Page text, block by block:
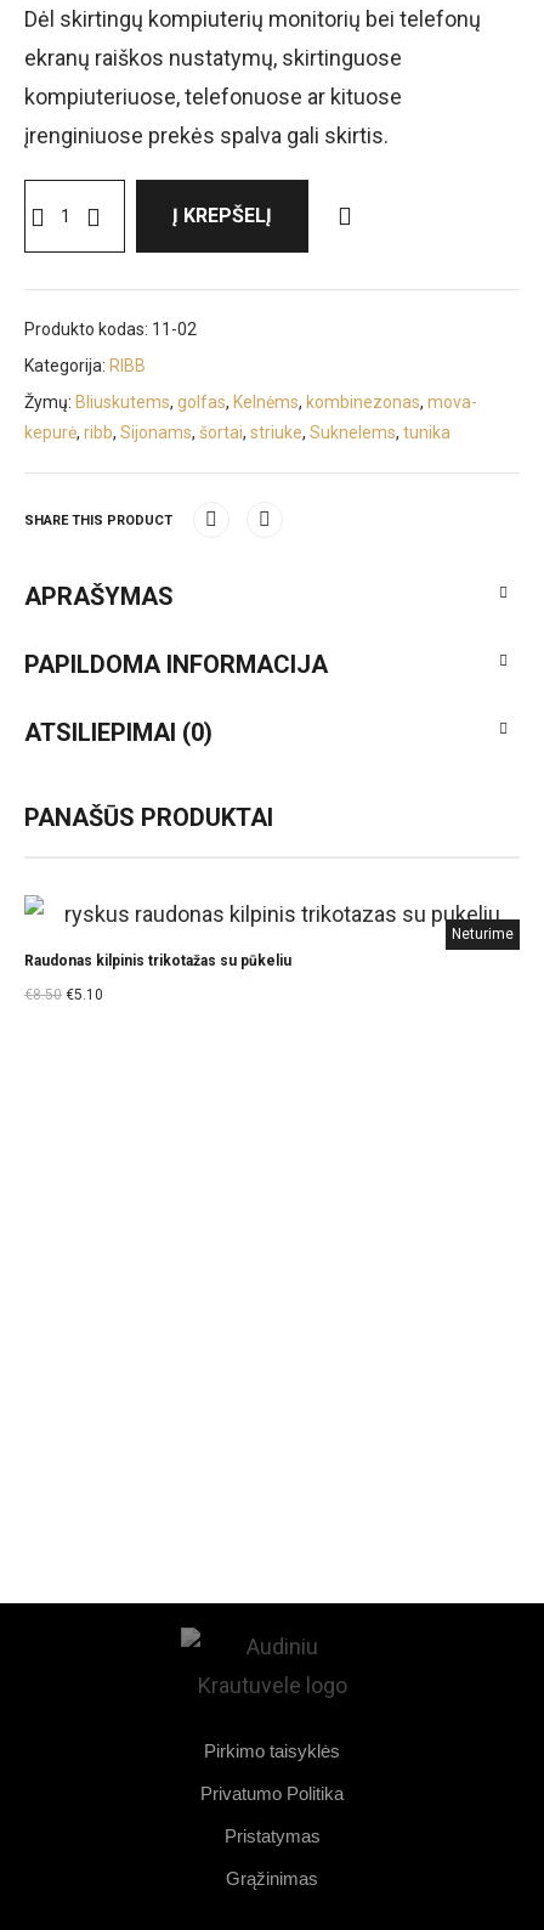
Dėl skirtingų kompiuterių monitorių bei telefonų
ekranų raiškos nustatymų, skirtinguose
kompiuteriuose, telefonuose ar kituose
įrenginiuose prekės spalva gali skirtis.
Į KREPŠELĮ
Produkto kodas: 11-02
Kategorija: RIBB
Žymų: Bliuskutems, golfas, Kelnėms, kombinezonas, mova-
kepurė, ribb, Sijonams, šortai, striuke, Suknelems, tunika
SHARE THIS PRODUCT
APRAŠYMAS
PAPILDOMA INFORMACIJA
ATSILIEPIMAI (0)
PANAŠŪS PRODUKTAI
Neturime
Raudonas kilpinis trikotažas su pūkeliu
€8.50 €5.10
Pirkimo taisyklės
Privatumo Politika
Pristatymas
Grąžinimas